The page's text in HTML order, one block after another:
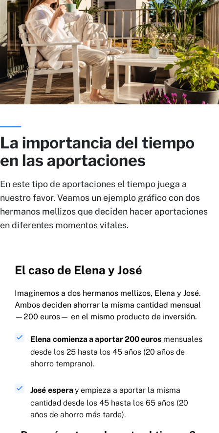
La importancia del tiempo
en las aportaciones
En este tipo de aportaciones el tiempo juega a
nuestro favor. Veamos un ejemplo gráfico con dos
hermanos mellizos que deciden hacer aportaciones
en diferentes momentos vitales.
El caso de Elena y José
Imaginemos a dos hermanos mellizos, Elena y José.
Ambos deciden ahorrar la misma cantidad mensual
—200 euros— en el mismo producto de inversión.
Elena comienza a aportar 200 euros mensuales
desde los 25 hasta los 45 años (20 años de
ahorro temprano).
José esperay empieza a aportar la misma
cantidad desde los 45 hasta los 65 años (20
años de ahorro más tarde).